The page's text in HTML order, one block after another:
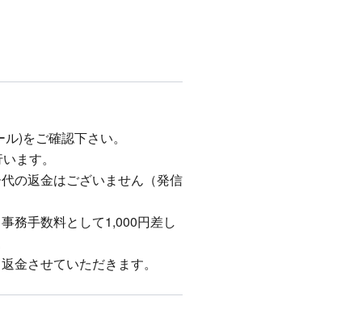
)をご確認下さい。
ます。
の返金はございません（発信
務手数料として1,000円差し
金させていただきます。